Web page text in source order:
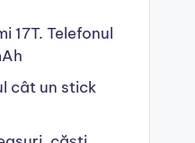
17T. Telefonul
cât un stick